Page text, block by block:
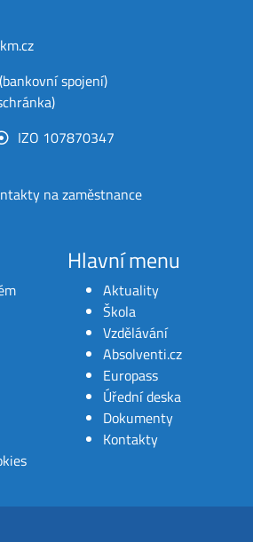
spojení)
IZO 107870347
na zaměstnance
Hlavní menu
Aktuality
Škola
Vzdělávání
Absolventi.cz
Europass
Úřední deska
Dokumenty
Kontakty